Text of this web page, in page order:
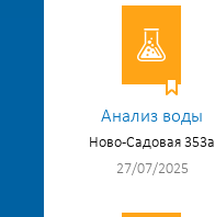
Анализ воды
Ново-Садовая 353а
27/07/2025